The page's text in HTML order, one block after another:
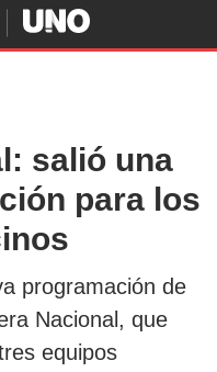
salió una
para los
programación de
Nacional, que
equipos